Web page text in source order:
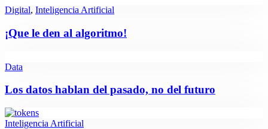
Digital, Inteligencia Artificial
¡Que le den al algoritmo!
Data
Los datos hablan del pasado, no del futuro
Inteligencia Artificial